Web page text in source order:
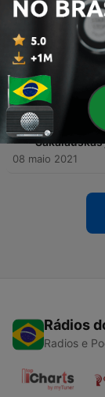
22 maio 2021
12 - Pala pala
komisaras
krikštą –
15 maio 2021
11 - Pala pala...
nacionalinio
08 maio 2021
Rádios
Radios e